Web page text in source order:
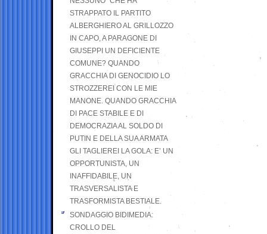
STRAPPATO IL PARTITO
ALBERGHIERO AL GRILLOZZO
IN CAPO, A PARAGONE DI
GIUSEPPI UN DEFICIENTE
COMUNE? QUANDO
GRACCHIA DI GENOCIDIO LO
STROZZEREI CON LE MIE
MANONE. QUANDO GRACCHIA
DI PACE STABILE E DI
DEMOCRAZIA AL SOLDO DI
PUTIN E DELLA SUA ARMATA
GLI TAGLIEREI LA GOLA: E’ UN
OPPORTUNISTA, UN
INAFFIDABILE, UN
TRASVERSALISTA E
TRASFORMISTA BESTIALE.
SONDAGGIO BIDIMEDIA:
CROLLO DEL